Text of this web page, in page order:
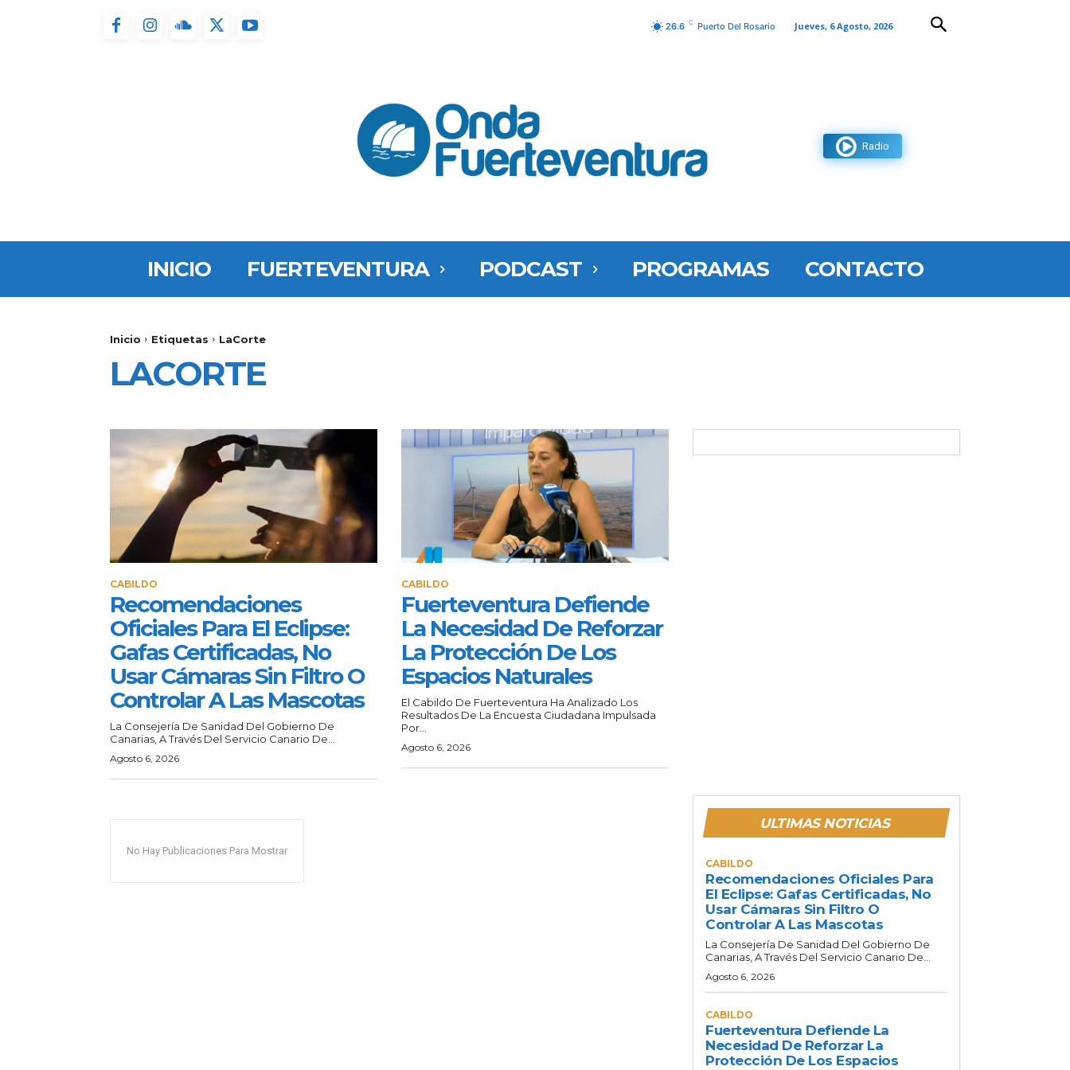
26.6 C Puerto Del Rosario Jueves, 6 Agosto, 2026
Radio
INICIO FUERTEVENTURA PODCAST PROGRAMAS CONTACTO
Inicio Etiquetas LaCorte
LACORTE
CABILDO
Recomendaciones
Oficiales Para El Eclipse:
Gafas Certificadas, No
Usar Cámaras Sin Filtro O
Controlar A Las Mascotas
La Consejería De Sanidad Del Gobierno De
Canarias, A Través Del Servicio Canario De...
Agosto 6, 2026
CABILDO
Fuerteventura Defiende
La Necesidad De Reforzar
La Protección De Los
Espacios Naturales
El Cabildo De Fuerteventura Ha Analizado Los
Resultados De La Encuesta Ciudadana Impulsada
Por...
Agosto 6, 2026
No Hay Publicaciones Para Mostrar
ULTIMAS NOTICIAS
CABILDO
Recomendaciones Oficiales Para
El Eclipse: Gafas Certificadas, No
Usar Cámaras Sin Filtro O
Controlar A Las Mascotas
La Consejería De Sanidad Del Gobierno De
Canarias, A Través Del Servicio Canario De...
Agosto 6, 2026
CABILDO
Fuerteventura Defiende La
Necesidad De Reforzar La
Protección De Los Espacios